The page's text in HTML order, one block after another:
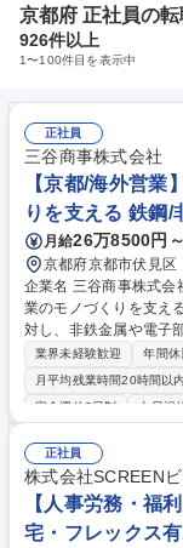
京都府 正社員の
926件以上
1〜100件目を表示中
正社員
三谷商事株式会社
【京都/海外営業
りを支える 鉄鋼/
月給26万8500円
京都府京都市伏見区
企業名 三谷商事株式会社 求人名 【京都/海外営業】英語力を活かし
業のモノづくりを支える 仕事の内容 東南アジア等の日系大手現地法人
対し、非鉄金属や電子
客の要望に基づき仕入先等
既存顧客から担当し、
行します。既存顧客へ
現地調達も可能であり
す。月1回～数ヶ月に1
併用し、グローバルに活躍できる環境
英語力を活かし大手企
業界未経験歓迎 年間
月平均残業時間20時間以内
完全週休2日制
土日祝
正社員
株式会社SCREEN
【人事労務・福
宅・フレックス